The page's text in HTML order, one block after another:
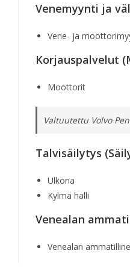
Venemyynti ja
Vene- ja
Korjauspalvelut
Moottorit
Valtuutettu Volvo
Talvisäilytys
Ulkona
Kylmä halli
Venealan
Venealan